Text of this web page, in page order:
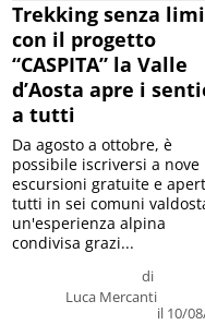
Trekking senza
con il progetto
“CASPITA” la Valle
d’Aosta apre i
a tutti
di
Luca Mercanti
il 10/
Da agosto a ottobre, è
possibile iscriversi a nove
escursioni gratuite e
tutti in sei comuni
un'esperienza alpina
condivisa grazi...